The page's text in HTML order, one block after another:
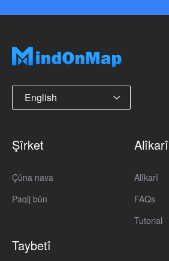
English
Şîrket
Çûna nava
Paqij bûn
Alîkarî
Alîkarî
FAQs
Tutorial
Taybetî